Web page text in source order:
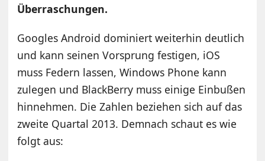
Überraschungen.
Googles Android dominiert weiterhin deutlich
und kann seinen Vorsprung festigen, iOS
muss Federn lassen, Windows Phone kann
zulegen und BlackBerry muss einige Einbußen
hinnehmen. Die Zahlen beziehen sich auf das
zweite Quartal 2013. Demnach schaut es wie
folgt aus: